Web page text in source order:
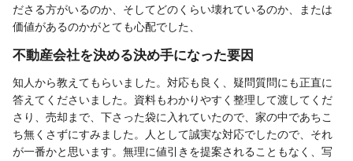
ださる方がいるのか、そしてどのくらい壊れているのか、または
価値があるのかがとても心配でした、
不動産会社を決める決め手になった要因
知人から教えてもらいました。対応も良く、疑問質問にも正直に
答えてくださいました。資料もわかりやすく整理して渡してくだ
さり、売却まで、下さった袋に入れていたので、家の中であちこ
ち無くさずにすみました。人として誠実な対応でしたので、それ
が一番かと思います。無理に値引きを提案されることもなく、写